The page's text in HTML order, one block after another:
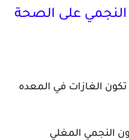
النجمي على الصحة
الغازات في المعده
النجمي المغلي